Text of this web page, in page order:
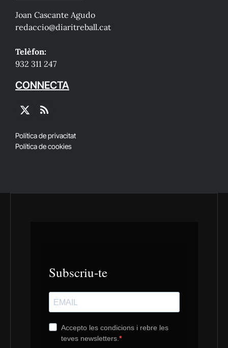
Joan Cascante Agudo
redaccio@diaritreball.cat
Telèfon:
932 311 247
CONNECTA
X
RSS
Política de privacitat
Política de cookies